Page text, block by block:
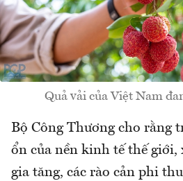
Quả vải của Việt Nam
Bộ Công Thương cho rằng
ổn của nền kinh tế thế giới,
gia tăng, các rào cản phi